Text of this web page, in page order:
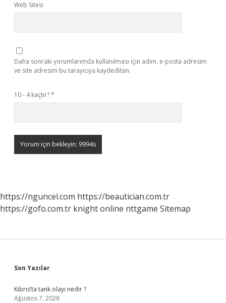
Web Sitesi
Daha sonraki yorumlarımda kullanılması için adım, e-posta adresim
ve site adresim bu tarayıcıya kaydedilsin.
10 - 4 kaçtır?*
https://nguncel.com https://beautician.com.tr
https://gofo.com.tr knight online nttgame Sitemap
Sidebar
Son Yazılar
Kıbrıs’ta tank olayı nedir ?
Ağustos 7, 2026